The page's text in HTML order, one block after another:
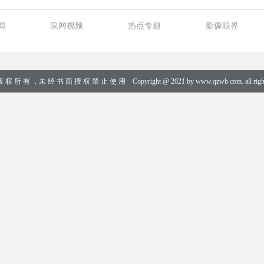
泉网视频 热点专题 影像眼界
权 所 有 ，未 经 书 面 授 权 禁 止 使 用 Copyright @ 2021 by www.qzwb.com. all